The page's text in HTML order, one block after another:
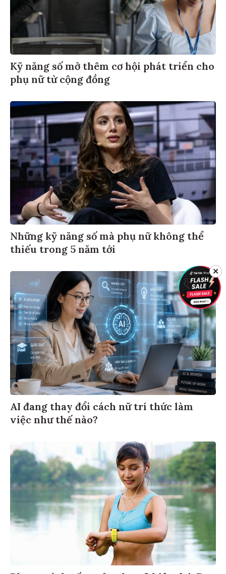
Kỹ năng số mở thêm cơ hội phát triển cho
phụ nữ từ cộng đồng
Những kỹ năng số mà phụ nữ không thể
thiếu trong 5 năm tới
AI đang thay đổi cách nữ trí thức làm
việc như thế nào?
✕